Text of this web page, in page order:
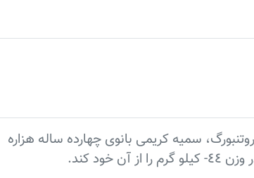
سميه كريمى بانوى چهارده ساله هزاره
كند.